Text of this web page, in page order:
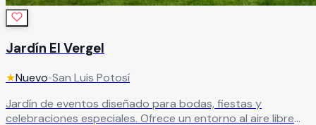
Jardín El Vergel
★Nuevo•San Luis Potosí
Jardín de eventos diseñado para bodas, fiestas y
celebraciones especiales. Ofrece un entorno al aire libre